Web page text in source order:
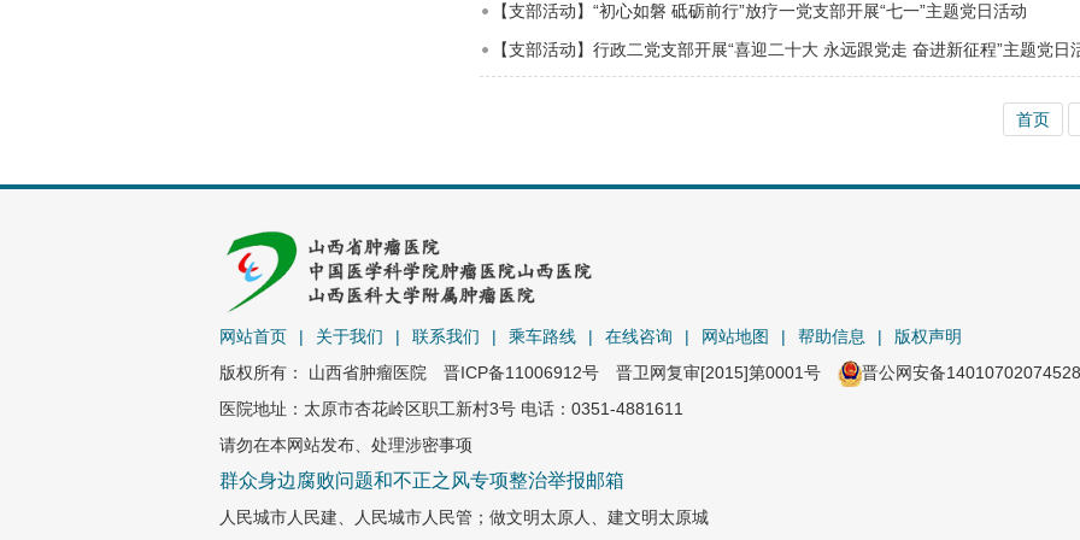
【支部活动】“初心如磐 砥砺前行”放疗一党支部开展“七一”主题党日活动
【支部活动】行政二党支部开展“喜迎二十大 永远跟党走 奋进新征程”​主题党日
首页
网站首页 | 关于我们 | 联系我们 | 乘车路线 | 在线咨询 | 网站地图 | 帮助信息 |
版权声明
版权所有： 山西省肿瘤医院 晋ICP备11006912号 晋卫网复审[2015]第0001号
晋公网安备14010702074528
医院地址：太原市杏花岭区职工新村3号 电话：0351-4881611
请勿在本网站发布、处理涉密事项
群众身边腐败问题和不正之风专项整治举报邮箱
人民城市人民建、人民城市人民管；做文明太原人、建文明太原城